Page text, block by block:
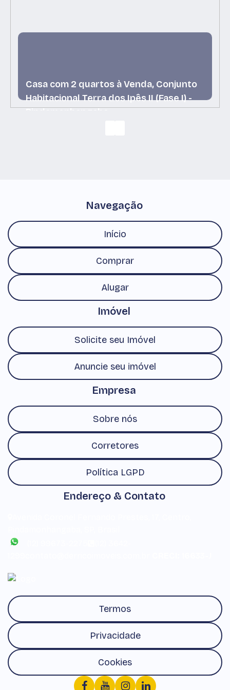
Casa com 2 quartos à Venda, Conjunto
Habitacional Terra dos Ipês II (Fase I) -
Navegação
Início
Comprar
Alugar
Imóvel
Solicite seu Imóvel
Anuncie seu imóvel
Empresa
Sobre nós
Corretores
Política LGPD
Endereço & Contato
Termos
Privacidade
Cookies